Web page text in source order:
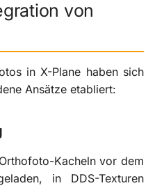
von
in X-Plane haben sich
Ansätze etabliert:
Kacheln vor dem
in DDS-Texturen